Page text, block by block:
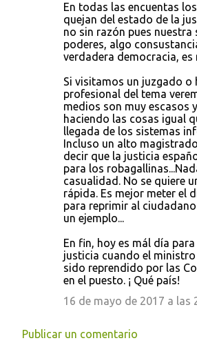
En todas las encuentas
quejan del estado de la
no sin razón pues nuestra
poderes, algo
verdadera democracia, es
Si visitamos un juzgado o
profesional del tema
medios son muy escasos
haciendo las cosas igual
llegada de los sistemas
Incluso un alto
decir que la justicia
para los
casualidad. No se quiere
rápida. Es mejor meter el
para reprimir al
un ejemplo...
En fin, hoy es mál día
justicia cuando el ministro
sido reprendido por las
en el puesto. ¡ Qué país!
16 de mayo de 2017 a las
Publicar un comentario